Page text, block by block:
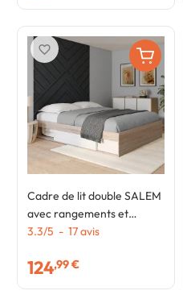
Cadre de lit double SALEM
avec rangements et
sommier 160 x 200 cm
3.3/5 - 17avis
124,99 €
favorite_border